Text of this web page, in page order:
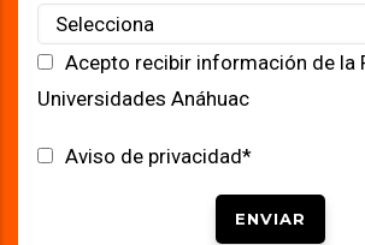
Acepto recibir información de la
Universidades Anáhuac
Aviso de privacidad*